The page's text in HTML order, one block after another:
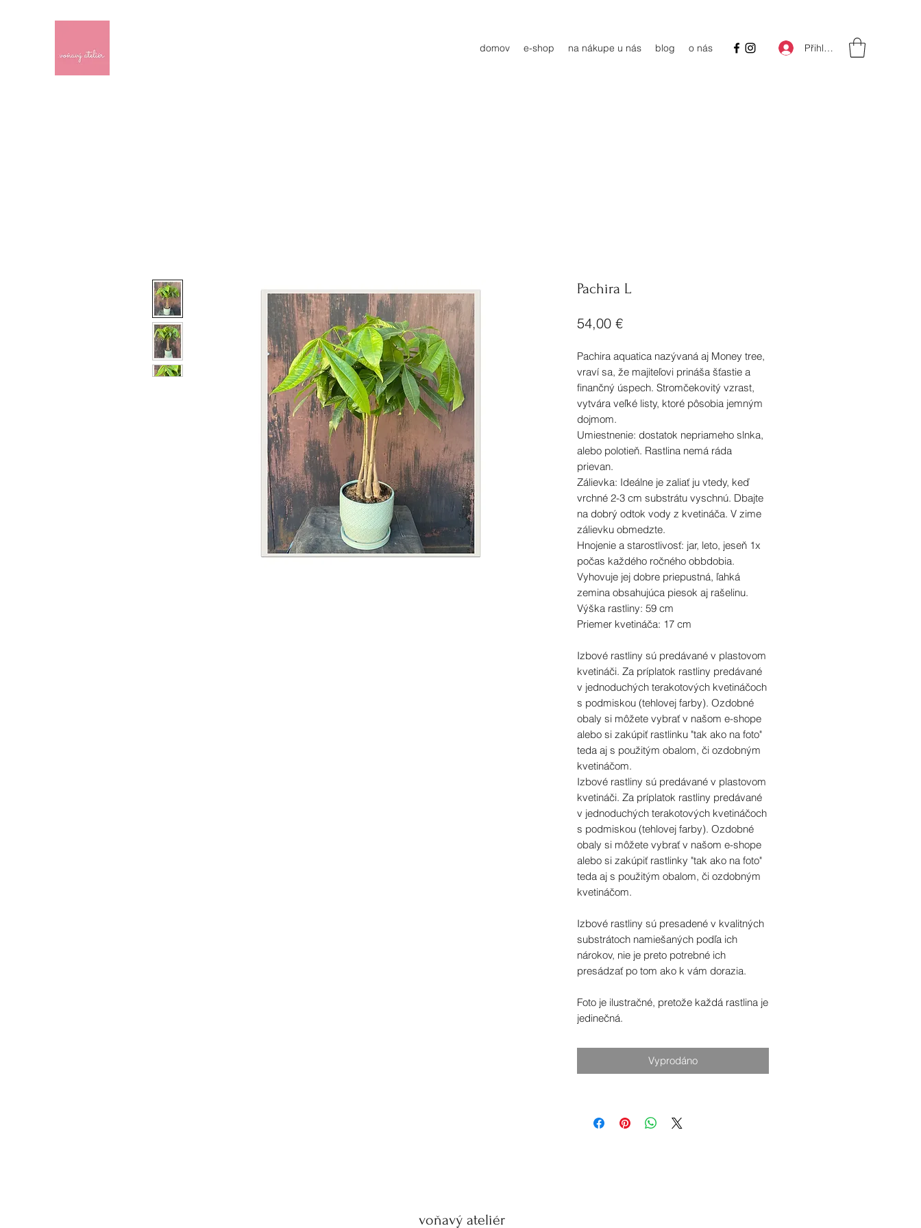
domov e-shop na nákupe u nás blog o nás Přihlásit se
Pachira L
54,00 €Cena
Pachira aquatica nazývaná aj Money tree,
vraví sa, že majiteľovi prináša šťastie a
finančný úspech. Stromčekovitý vzrast,
vytvára veľké listy, ktoré pôsobia jemným
dojmom.
Umiestnenie: dostatok nepriameho slnka,
alebo polotieň. Rastlina nemá ráda
prievan.
Zálievka: Ideálne je zaliať ju vtedy, keď
vrchné 2-3 cm substrátu vyschnú. Dbajte
na dobrý odtok vody z kvetináča. V zime
zálievku obmedzte.
Hnojenie a starostlivosť: jar, leto, jeseň 1x
počas každého ročného obbdobia.
Vyhovuje jej dobre priepustná, ľahká
zemina obsahujúca piesok aj rašelinu.
Výška rastliny: 59 cm
Priemer kvetináča: 17 cm
Izbové rastliny sú predávané v plastovom
kvetináči. Za príplatok rastliny predávané
v jednoduchých terakotových kvetináčoch
s podmiskou (tehlovej farby). Ozdobné
obaly si môžete vybrať v našom e-shope
alebo si zakúpiť rastlinku "tak ako na foto"
teda aj s použitým obalom, či ozdobným
kvetináčom.
Izbové rastliny sú predávané v plastovom
kvetináči. Za príplatok rastliny predávané
v jednoduchých terakotových kvetináčoch
s podmiskou (tehlovej farby). Ozdobné
obaly si môžete vybrať v našom e-shope
alebo si zakúpiť rastlinky "tak ako na foto"
teda aj s použitým obalom, či ozdobným
kvetináčom.
Izbové rastliny sú presadené v kvalitných
substrátoch namiešaných podľa ich
nárokov, nie je preto potrebné ich
presádzať po tom ako k vám dorazia.
Foto je ilustračné, pretože každá rastlina je
jedinečná.
Vyprodáno
voňavý ateliér